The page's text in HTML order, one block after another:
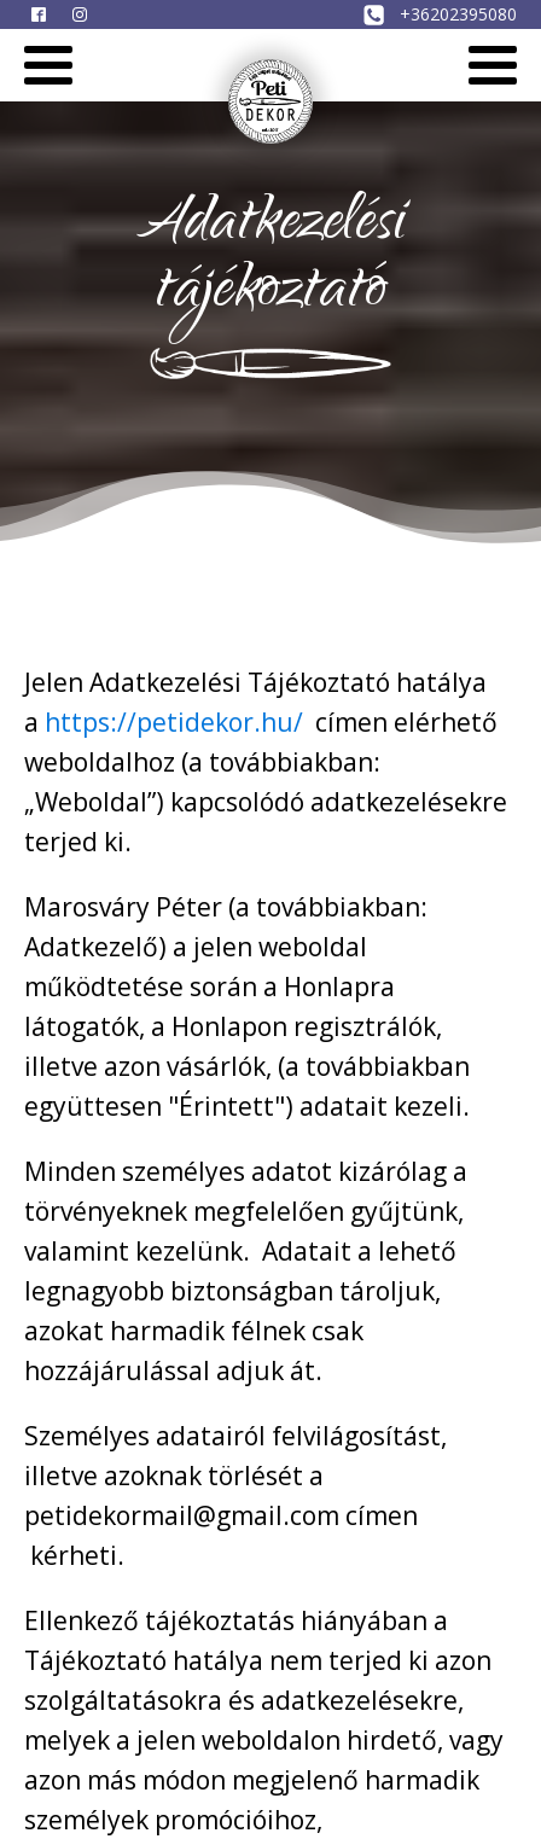
+36202395080
Adatkezelési
tájékoztató
Jelen Adatkezelési Tájékoztató hatálya
a https://petidekor.hu/ címen elérhető
weboldalhoz (a továbbiakban:
„Weboldal”) kapcsolódó adatkezelésekre
terjed ki.
Marosváry Péter (a továbbiakban:
Adatkezelő) a jelen weboldal
működtetése során a Honlapra
látogatók, a Honlapon regisztrálók,
illetve azon vásárlók, (a továbbiakban
együttesen "Érintett") adatait kezeli.
Minden személyes adatot kizárólag a
törvényeknek megfelelően gyűjtünk,
valamint kezelünk. Adatait a lehető
legnagyobb biztonságban tároljuk,
azokat harmadik félnek csak
hozzájárulással adjuk át.
Személyes adatairól felvilágosítást,
illetve azoknak törlését a
petidekormail@gmail.com címen
kérheti.
Ellenkező tájékoztatás hiányában a
Tájékoztató hatálya nem terjed ki azon
szolgáltatásokra és adatkezelésekre,
melyek a jelen weboldalon hirdető, vagy
azon más módon megjelenő harmadik
személyek promócióihoz,